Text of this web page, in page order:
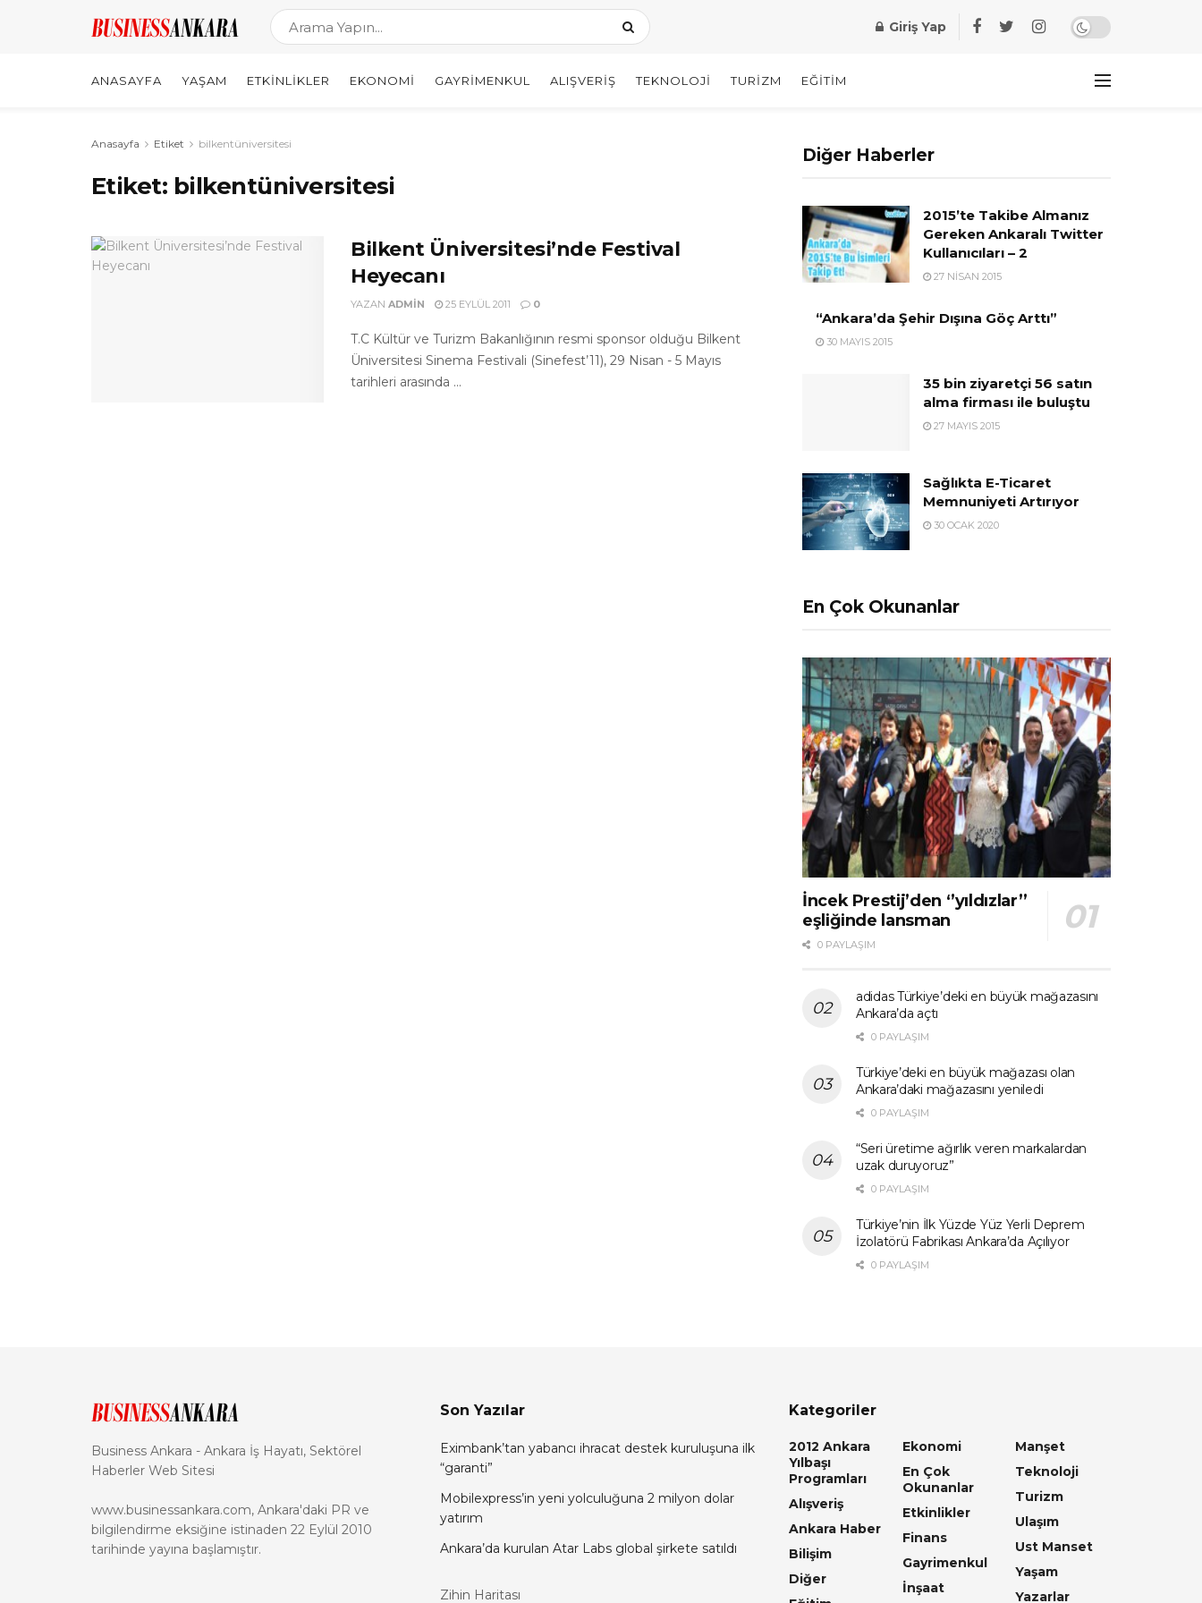
Giriş Yap
ANASAYFA YAŞAM ETKINLIKLER EKONOMI GAYRIMENKUL ALIŞVERIŞ TEKNOLOJI TURIZM EĞITIM
Anasayfa Etiket bilkentüniversitesi
Etiket: bilkentüniversitesi
Bilkent Üniversitesi’nde Festival
Heyecanı
YAZAN ADMIN 25 EYLÜL 2011 0
T.C Kültür ve Turizm Bakanlığının resmi sponsor olduğu Bilkent
Üniversitesi Sinema Festivali (Sinefest’11), 29 Nisan - 5 Mayıs
tarihleri arasında ...
Diğer Haberler
2015’te Takibe Almanız
Gereken Ankaralı Twitter
Kullanıcıları – 2
27 NISAN 2015
“Ankara’da Şehir Dışına Göç Arttı”
30 MAYIS 2015
35 bin ziyaretçi 56 satın
alma firması ile buluştu
27 MAYIS 2015
Sağlıkta E-Ticaret
Memnuniyeti Artırıyor
30 OCAK 2020
En Çok Okunanlar
İncek Prestij’den ‘’yıldızlar’’
eşliğinde lansman
0 PAYLAŞIM
adidas Türkiye’deki en büyük mağazasını
Ankara’da açtı
0 PAYLAŞIM
Türkiye’deki en büyük mağazası olan
Ankara’daki mağazasını yeniledi
0 PAYLAŞIM
“Seri üretime ağırlık veren markalardan
uzak duruyoruz”
0 PAYLAŞIM
Türkiye’nin İlk Yüzde Yüz Yerli Deprem
İzolatörü Fabrikası Ankara’da Açılıyor
0 PAYLAŞIM
Business Ankara - Ankara İş Hayatı, Sektörel
Haberler Web Sitesi
www.businessankara.com, Ankara'daki PR ve
bilgilendirme eksiğine istinaden 22 Eylül 2010
tarihinde yayına başlamıştır.
Son Yazılar
Eximbank’tan yabancı ihracat destek kuruluşuna ilk
“garanti”
Mobilexpress’in yeni yolculuğuna 2 milyon dolar
yatırım
Ankara’da kurulan Atar Labs global şirkete satıldı
Zihin Haritası
Kategoriler
2012 Ankara
Yılbaşı
Programları
Alışveriş
Ankara Haber
Bilişim
Diğer
Ekonomi
En Çok
Okunanlar
Etkinlikler
Finans
Gayrimenkul
İnşaat
Manşet
Teknoloji
Turizm
Ulaşım
Ust Manset
Yaşam
Yazarlar